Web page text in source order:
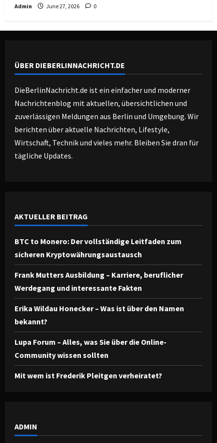
Admin June 27, 2026 0
ÜBER DIEBERLINNACHRICHT.DE
DieBerlinNachricht.de ist ein einfacher und moderner
Nachrichtenblog mit aktuellen, übersichtlichen und
zuverlässigen Meldungen aus Berlin und Umgebung. Wir
berichten über aktuelle Nachrichten, Lifestyle,
Wirtschaft, Technik und vieles mehr. Bleiben Sie dran für
tägliche Updates.
AKTUELLER BEITRAG
BTC to Monero: Der vollständige Leitfaden zum
sicheren Kryptowährungsaustausch
Frank Mutters Ausbildung – Karriere, beruflicher
Werdegang und interessante Fakten
Erika Wildau Honecker – Was ist über den Namen
bekannt?
Lupa Forum – Alles, was Sie über die Online-
Community wissen sollten
Mit wem ist Frederik Pleitgen verheiratet?
ADMIN